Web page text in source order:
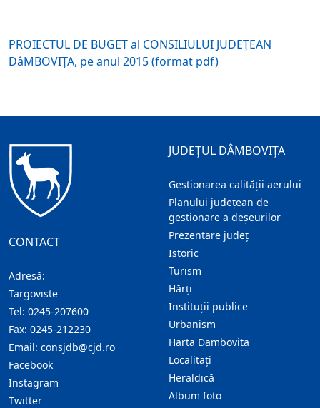
PROIECTUL DE BUGET al CONSILIULUI JUDEȚEAN
DâMBOVIȚA, pe anul 2015 (format pdf)
CONTACT
Adresă:
Targoviste
Tel: 0245-207600
Fax: 0245-212230
Email: consjdb@cjd.ro
Facebook
Instagram
Twitter
JUDEȚUL DÂMBOVIȚA
Gestionarea calității aerului
Planului județean de
gestionare a deșeurilor
Prezentare judeţ
Istoric
Turism
Hărţi
Instituţii publice
Urbanism
Harta Dambovita
Localitaţi
Heraldică
Album foto